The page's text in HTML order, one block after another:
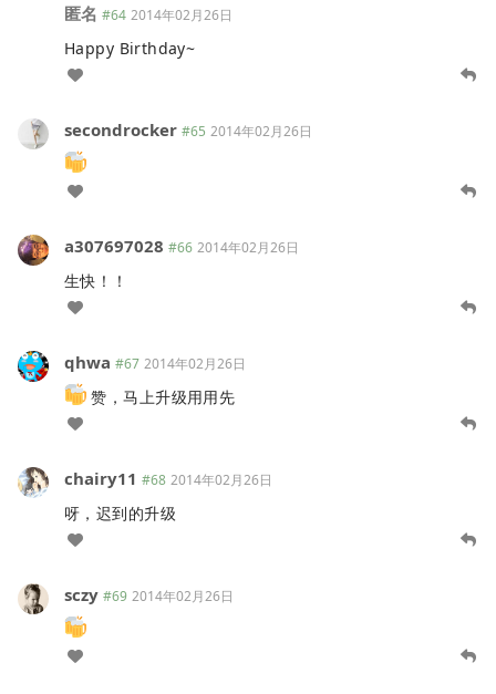
匿名 #64 2014年02月26日
Happy Birthday~
secondrocker #65 2014年02月26日
a307697028 #66 2014年02月26日
生快！！
qhwa #67 2014年02月26日
赞，马上升级用用先
chairy11 #68 2014年02月26日
呀，迟到的升级
sczy #69 2014年02月26日